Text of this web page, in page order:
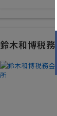
鈴木和博税務